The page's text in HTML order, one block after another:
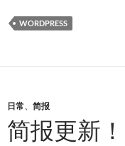
WORDPRESS
日常、 简报
简报更新！